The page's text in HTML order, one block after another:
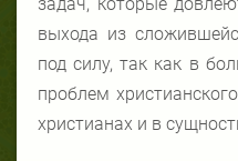
выхода из
под силу, так как в
проблем
христианах и в